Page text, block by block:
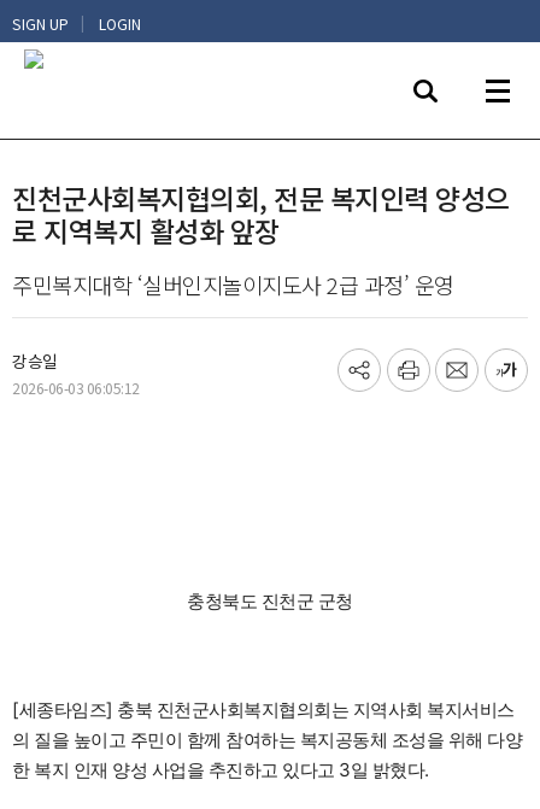
SIGN UP | LOGIN
진천군사회복지협의회, 전문 복지인력 양성으
로 지역복지 활성화 앞장
주민복지대학 ‘실버인지놀이지도사 2급 과정’ 운영
강승일
2026-06-03 06:05:12
기
프
메
글
충청북도 진천군 군청
[세종타임즈] 충북 진천군사회복지협의회는 지역사회 복지서비스
의 질을 높이고 주민이 함께 참여하는 복지공동체 조성을 위해 다양
한 복지 인재 양성 사업을 추진하고 있다고 3일 밝혔다.